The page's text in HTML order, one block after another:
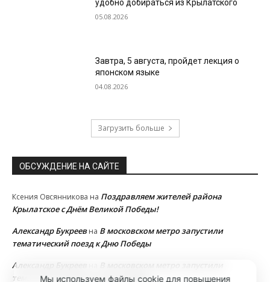
удобно добираться из Крылатского
05.08.2026
Завтра, 5 августа, пройдет лекция о
японском языке
04.08.2026
Загрузить больше
ОБСУЖДЕНИЕ НА САЙТЕ
Ксения Овсянникова на Поздравляем жителей района
Крылатское с Днём Великой Победы!
Александр Букреевна В московском метро запустили
тематический поезд к Дню Победы
Александр Букреев
В московском метро запустили
тематический поезд к Дню Победы
Мы используем файлы cookie для повышения